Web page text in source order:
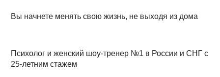
Вы начнете менять свою жизнь, не выходя из дома
Психолог и женский шоу-тренер №1 в России и СНГ с
25-летним стажем